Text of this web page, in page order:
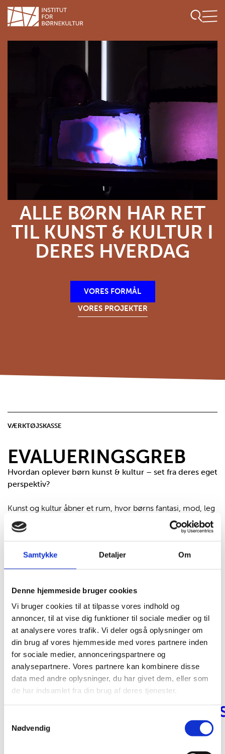
Samtykke Detaljer Om
Denne hjemmeside bruger cookies
Vi bruger cookies til at tilpasse vores indhold og
annoncer, til at vise dig funktioner til sociale medier og til
at analysere vores trafik. Vi deler også oplysninger om
din brug af vores hjemmeside med vores partnere inden
for sociale medier, annonceringspartnere og
analysepartnere. Vores partnere kan kombinere disse
data med andre oplysninger, du har givet dem, eller som
de har indsamlet fra din brug af deres tjenester.
Nødvendig
ALLE BØRN HAR RET
TIL KUNST & KULTUR I
DERES HVERDAG
VORES FORMÅL
VORES PROJEKTER
VÆRKTØJSKASSE
EVALUERINGSGREB
Hvordan oplever børn kunst & kultur – set fra deres eget
perspektiv?
Kunst og kultur åbner et rum, hvor børns fantasi, mod, leg
og fællesskab kan få lov at vokse. Men for at forstå, hvad
børnenes oplevelser egentlig betyder for dem selv, må vi
lytte til deres stemmer. Det er nemlig dem, der bedst kan
fortælle os, hvordan det føles at være en del af en aktivitet
eller et forløb, hvad der giver mening, og hvad der gør en
Vi har udviklet en folder, der kan bruges som inspiration
og værktøj til at inddrage børns perspektiver i evaluering
af kunst- og kulturaktiviteter.
LÆS MERE HER
Institut for Børnekultur styrker